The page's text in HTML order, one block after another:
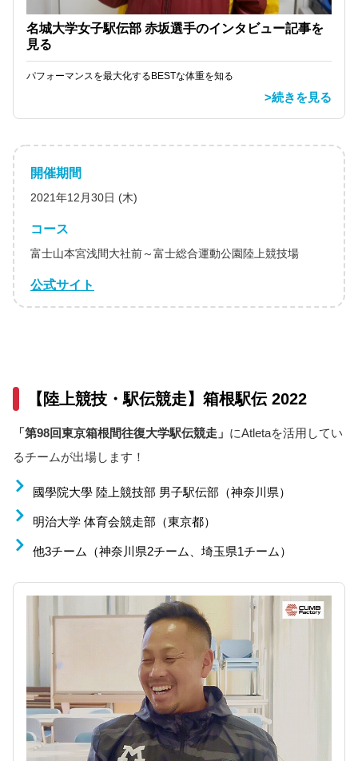
名城大学女子駅伝部 赤坂選手のインタビュー記事を
見る
パフォーマンスを最大化するBESTな体重を知る
>続きを見る
開催期間
2021年12月30日 (木)
コース
富士山本宮浅間大社前～富士総合運動公園陸上競技場
公式サイト
【陸上競技・駅伝競走】箱根駅伝 2022
「第98回東京箱根間往復大学駅伝競走」 にAtletaを活用してい
るチームが出場します！
國學院大學 陸上競技部 男子駅伝部（神奈川県）
明治大学 体育会競走部（東京都）
他3チーム（神奈川県2チーム、埼玉県1チーム）